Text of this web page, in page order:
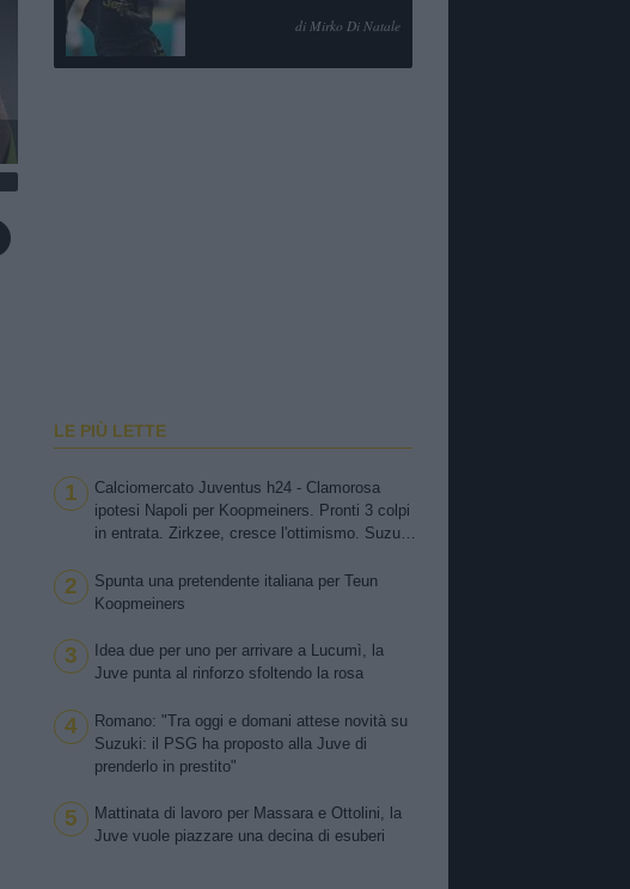
di Mirko Di Natale
LE PIÙ LETTE
1
Calciomercato Juventus h24 - Clamorosa
ipotesi Napoli per Koopmeiners. Pronti 3 colpi
in entrata. Zirkzee, cresce l'ottimismo. Suzuki,
Kessiè? Cambiaso, futuro incerto. Nico-Inter,
pista fredda
2
Spunta una pretendente italiana per Teun
Koopmeiners
3
Idea due per uno per arrivare a Lucumì, la
Juve punta al rinforzo sfoltendo la rosa
4
Romano: "Tra oggi e domani attese novità su
Suzuki: il PSG ha proposto alla Juve di
prenderlo in prestito"
5
Mattinata di lavoro per Massara e Ottolini, la
Juve vuole piazzare una decina di esuberi